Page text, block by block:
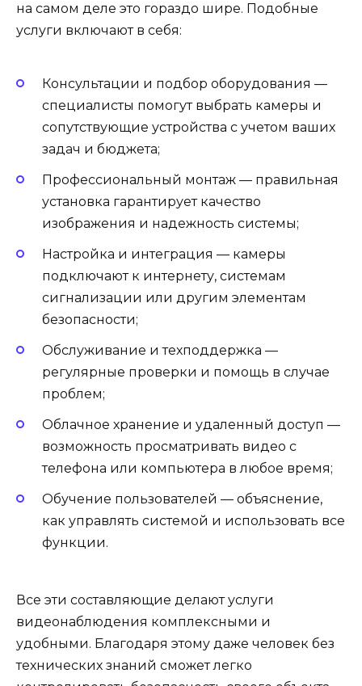
на самом деле это гораздо шире. Подобные
услуги включают в себя:
Консультации и подбор оборудования —
специалисты помогут выбрать камеры и
сопутствующие устройства с учетом ваших
задач и бюджета;
Профессиональный монтаж — правильная
установка гарантирует качество
изображения и надежность системы;
Настройка и интеграция — камеры
подключают к интернету, системам
сигнализации или другим элементам
безопасности;
Обслуживание и техподдержка —
регулярные проверки и помощь в случае
проблем;
Облачное хранение и удаленный доступ —
возможность просматривать видео с
телефона или компьютера в любое время;
Обучение пользователей — объяснение,
как управлять системой и использовать все
функции.
Все эти составляющие делают услуги
видеонаблюдения комплексными и
удобными. Благодаря этому даже человек без
технических знаний сможет легко